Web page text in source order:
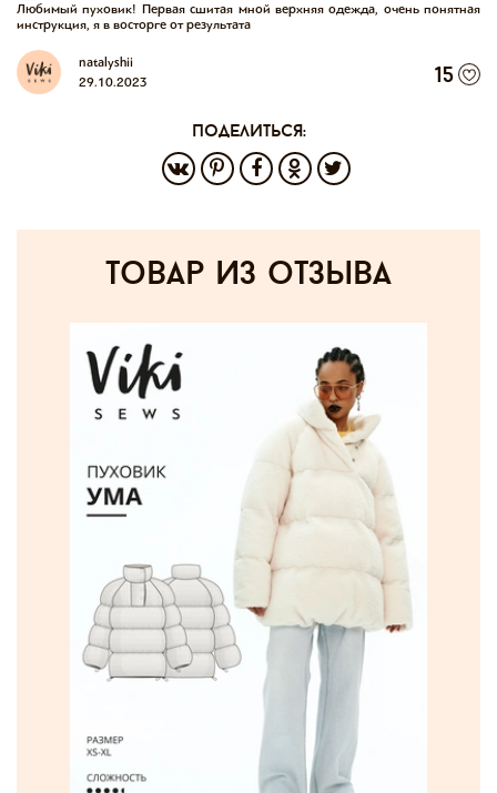
Любимый пуховик! Первая сшитая мной верхняя одежда, очень понятная
инструкция, я в восторге от результата
natalyshii
29.10.2023
15
поделиться:
товар из отзыва